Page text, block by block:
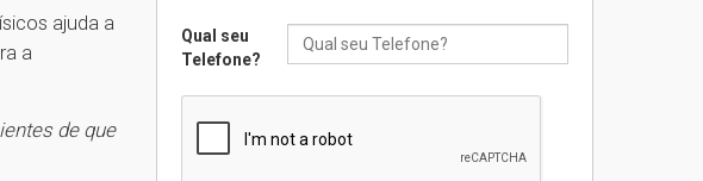
ajuda a
a
de que
Seminário discute desafios
das novas tecnologias em
04.08.2026
Qual seu
Telefone?